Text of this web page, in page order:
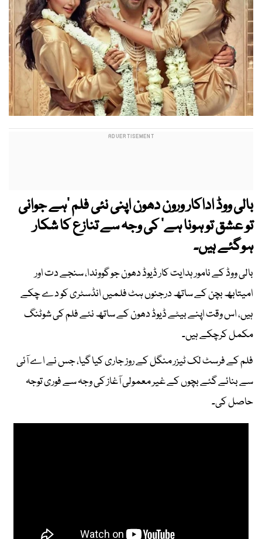
بالی ووڈ اداکار ورون دھون اپنی نئی فلم ’ہے جوانی
تو عشق تو ہونا ہے‘ کی وجہ سے تنازع کا شکار
ہوگئے ہیں۔
بالی ووڈ کے نامور ہدایت کار ڈیوڈ دھون جو گووندا، سنجے دت اور
امیتابھ بچن کے ساتھ درجنوں ہٹ فلمیں انڈسٹری کو دے چکے
ہیں، اس وقت اپنے بیٹے ڈیوڈ دھون کے ساتھ نئے فلم کی شوٹنگ
مکمل کرچکے ہیں۔
فلم کے فرسٹ لک ٹیزر منگل کے روز جاری کیا گیا، جس نے اے آئی
سے بنائے گئے بچوں کے غیر معمولی آغاز کی وجہ سے فوری توجہ
حاصل کی۔